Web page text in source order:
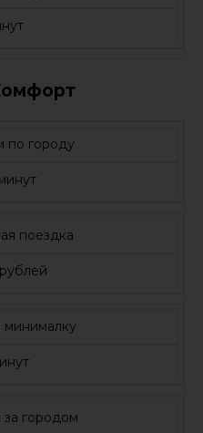
по городу
поездка
за городом